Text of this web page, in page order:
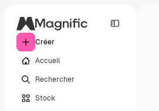
Créer
Accueil
Rechercher
Stock